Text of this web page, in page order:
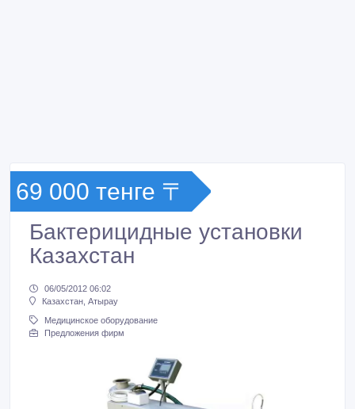
69 000 тенге 〒
Бактерицидные установки
Казахстан
06/05/2012 06:02
Казахстан, Атырау
Медицинское оборудование
Предложения фирм